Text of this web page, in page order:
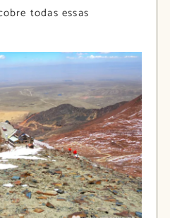
todas essas